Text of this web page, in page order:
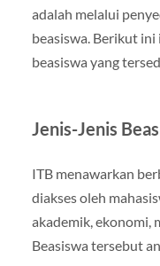
adalah melalui
beasiswa. Berikut
beasiswa yang
Jenis-Jenis
ITB menawarkan
diakses oleh
akademik, ekonomi,
Beasiswa tersebut